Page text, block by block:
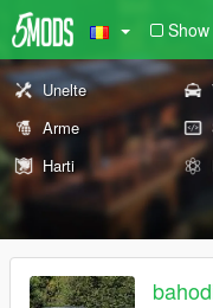
Unelte
Arme
Harti